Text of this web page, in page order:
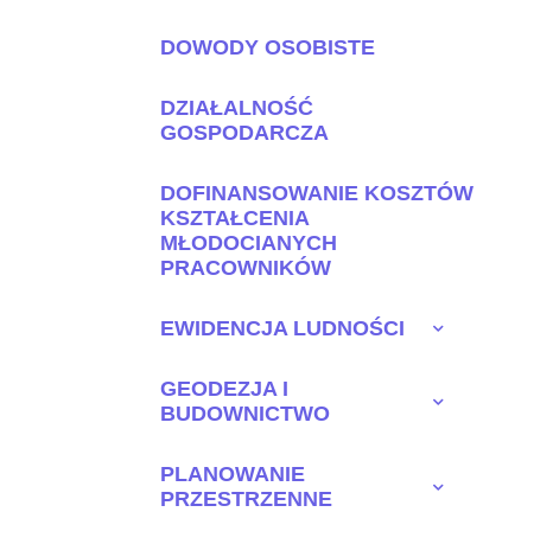
DOWODY OSOBISTE
DZIAŁALNOŚĆ
GOSPODARCZA
DOFINANSOWANIE KOSZTÓW
KSZTAŁCENIA
MŁODOCIANYCH
PRACOWNIKÓW
EWIDENCJA LUDNOŚCI
GEODEZJA I
BUDOWNICTWO
PLANOWANIE
PRZESTRZENNE